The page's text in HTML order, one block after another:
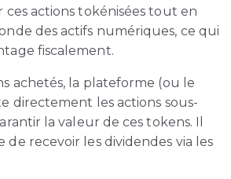
ces actions tokénisées tout en
des actifs numériques, ce qui
fiscalement.
achetés, la plateforme (ou le
directement les actions sous-
la valeur de ces tokens. Il
de recevoir les dividendes via les